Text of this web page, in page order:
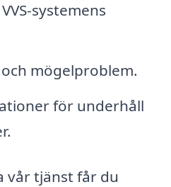
systemens
mögelproblem.
för underhåll
vår tjänst får du